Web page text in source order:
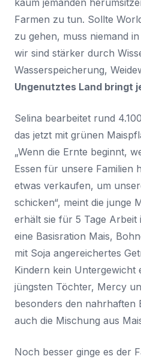
kaum jemanden
Farmen zu tun. Sollte
zu gehen, muss niemand
wir sind stärker durch
Wasserspeicherung,
Ungenutztes Land bringt
Selina bearbeitet rund
das jetzt mit grünen
„Wenn die Ernte beginnt,
Essen für unsere Familien
etwas verkaufen, um
schicken“, meint die junge
erhält sie für 5 Tage Arbeit
eine Basisration Mais,
mit Soja angereichertes
Kindern kein Untergewicht
jüngsten Töchter, Mercy
besonders den nahrhaften
auch die Mischung aus
Noch besser ginge es der